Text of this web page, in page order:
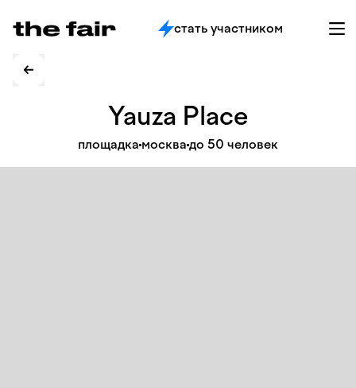
стать участником
Yauza Place
площадка москва до 50 человек